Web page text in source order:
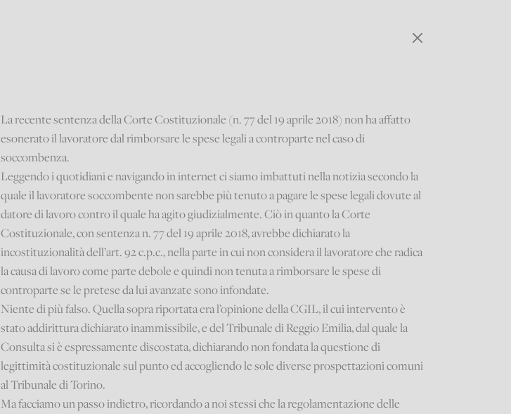
La recente sentenza della Corte Costituzionale (n. 77 del 19 aprile 2018) non ha affatto
esonerato il lavoratore dal rimborsare le spese legali a controparte nel caso di
soccombenza.
Leggendo i quotidiani e navigando in internet ci siamo imbattuti nella notizia secondo la
quale il lavoratore soccombente non sarebbe più tenuto a pagare le spese legali dovute al
datore di lavoro contro il quale ha agito giudizialmente. Ciò in quanto la Corte
Costituzionale, con sentenza n. 77 del 19 aprile 2018, avrebbe dichiarato la
incostituzionalità dell’art. 92 c.p.c., nella parte in cui non considera il lavoratore che radica
la causa di lavoro come parte debole e quindi non tenuta a rimborsare le spese di
controparte se le pretese da lui avanzate sono infondate.
Niente di più falso. Quella sopra riportata era l’opinione della CGIL, il cui intervento è
stato addirittura dichiarato inammissibile, e del Tribunale di Reggio Emilia, dal quale la
Consulta si è espressamente discostata, dichiarando non fondata la questione di
legittimità costituzionale sul punto ed accogliendo le sole diverse prospettazioni comuni
al Tribunale di Torino.
Ma facciamo un passo indietro, ricordando a noi stessi che la regolamentazione delle